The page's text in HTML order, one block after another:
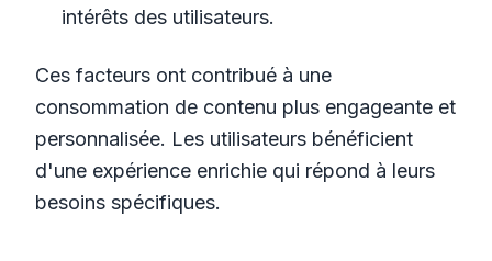
intérêts des utilisateurs.
Ces facteurs ont contribué à une
consommation de contenu plus engageante et
personnalisée. Les utilisateurs bénéficient
d'une expérience enrichie qui répond à leurs
besoins spécifiques.